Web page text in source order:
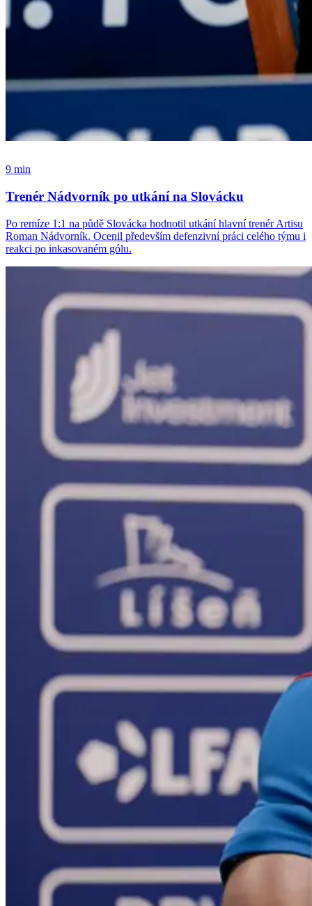
9 min
Trenér Nádvorník po utkání na Slovácku
Po remíze 1:1 na půdě Slovácka hodnotil utkání hlavní trenér Artisu
Roman Nádvorník. Ocenil především defenzivní práci celého týmu i
reakci po inkasovaném gólu.